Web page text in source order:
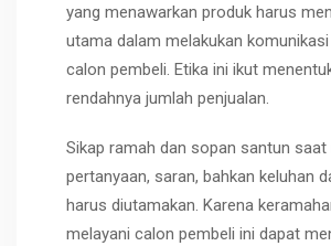
yang menawarkan produk harus
utama dalam melakukan
calon pembeli. Etika ini ikut
rendahnya jumlah penjualan.
Sikap ramah dan sopan santun saat
pertanyaan, saran, bahkan keluhan
harus diutamakan. Karena
melayani calon pembeli ini dapat